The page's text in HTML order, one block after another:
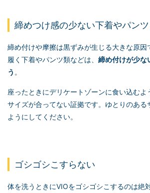
締めつけ感の少ない下着やパン
締め付けや摩擦は黒ずみが生じる大きな原因
履く下着やパンツ類などは、 締め付けが少な
う 。
座ったときにデリケートゾーンに食い込むよ
サイズが合ってない証拠です。ゆとりのある
ようにしてください。
ゴシゴシこすらない
体を洗うときにVIOをゴシゴシこするのは絶